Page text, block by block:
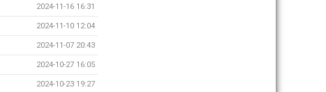
2024-11-16 16:31
2024-11-10 12:04
2024-11-07 20:43
2024-10-27 16:05
2024-10-23 19:27